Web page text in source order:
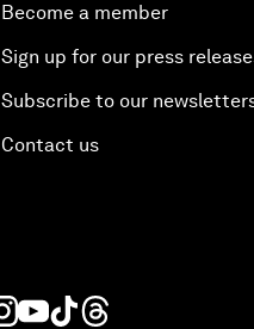
Become a member
Sign up for our press
Subscribe to our
Contact us